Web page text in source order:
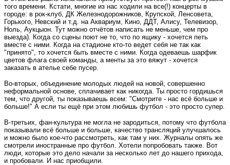
того времени. Кстати, многие из нас ходили на все(!) концерты в
городе: в рок-клуб, ДК Железнодорожников, Крупской, Ленсовета,
Горького, Невский и т.д. на Аквариум, Кино, ДДТ, Алису, Телевизор,
Ноль, Аукцыон. Тут можно отчётов написать не меньше, чем про
выезда). Когда со сцены поют не то, что по ящику - хочется петь
вместе с ними. Когда на стадионе кто-то ведет себя не так как
"принято", то хочется быть вместе с ними. Когда одеваешь шарфик
цветов флага своей команды, а менты за это вяжут - хочется
заказать в ателье себе пусер.
Во-вторых, объединение молодых людей на новой, совершенно
неформальной основе, сплачивает как никогда. Ты просто гордишься
тем, что другой, ты показываешь всем: "Смотрите - нас всё больше и
больше!" А если ты ещё при этом любишь футбол - это просто супер.
В-третьих, фан-культура не могла не зародиться, потому что футбола
показывали всё больше и больше, качество трансляций улучшалось
и можно было кое-что рассмотреть, как там у них. Журналы опять же
смотрели иностранные про футбол. Хотели попробовать также. Вот
люди, которые это дело начали за несколько лет до нашего прихода,
и пробовали. И нас приобщили.